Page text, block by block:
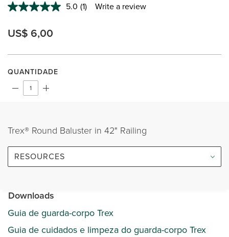
5.0 Read
(1) Write a review
US$ 6,00
QUANTIDADE
Trex® Round Baluster in 42" Railing
RESOURCES
Downloads
Guia de guarda-corpo Trex
Guia de cuidados e limpeza do guarda-corpo Trex